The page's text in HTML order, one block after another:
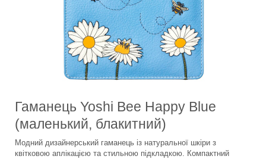
Гаманець Yoshi Bee Happy Blue
(маленький, блакитний)
Модний дизайнерський гаманець із натуральної шкіри з
квітковою аплікацією та стильною підкладкою. Компактний